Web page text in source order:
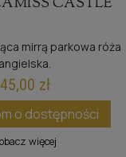
40,00 zł
do koszyka
mirrą parkowa róża
angielska.
45,00 zł
o dostępności
więcej